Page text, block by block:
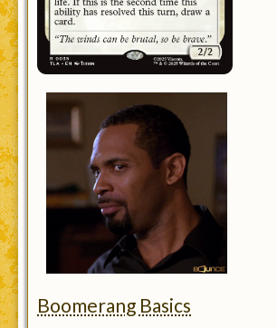
Boomerang Basics